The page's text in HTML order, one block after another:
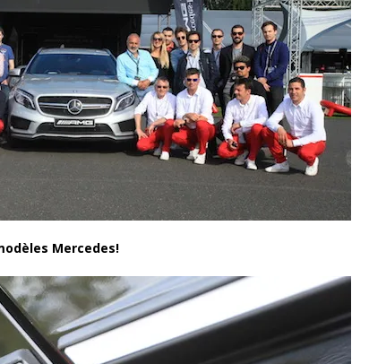
Mercedes!